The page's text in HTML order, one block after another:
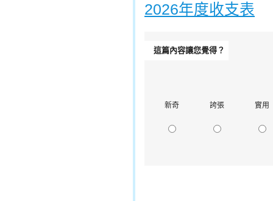
2026年度收支表
這篇內容讓您覺得？
新奇 誇張 實用